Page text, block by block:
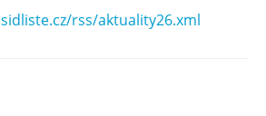
rss/aktuality26.xml